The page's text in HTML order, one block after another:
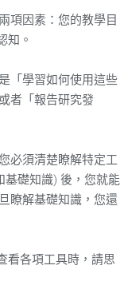
項因素：您的教學目
知。
「學習如何使用這些
者「報告研究發
必須清楚瞭解特定工
基礎知識) 後，您就能
瞭解基礎知識，您還
看各項工具時，請思